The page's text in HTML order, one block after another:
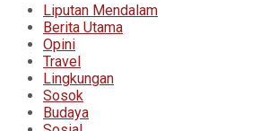
Liputan Mendalam
Berita Utama
Opini
Travel
Lingkungan
Sosok
Budaya